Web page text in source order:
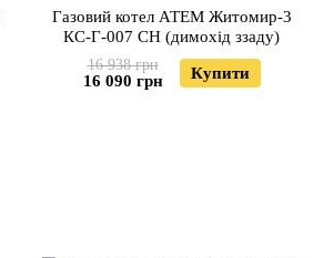
Газовий котел АТЕМ Житомир-3
КС-Г-007 СН (димохід ззаду)
16 938 грн
16 090 грн Купити